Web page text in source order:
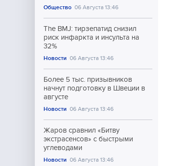
Общество 06 Августа 13:46
The BMJ: тирзепатид снизил
риск инфаркта и инсульта на
32%
Новости 06 Августа 13:46
Более 5 тыс. призывников
начнут подготовку в Швеции в
августе
Новости 06 Августа 13:46
Жаров сравнил «Битву
экстрасенсов» с быстрыми
углеводами
Новости 06 Августа 13:46